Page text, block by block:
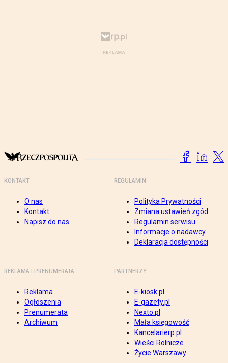
KONTAKT
O nas
Kontakt
Napisz do nas
REGULAMIN
Polityka Prywatności
Zmiana ustawień zgód
Regulamin serwisu
Informacje o nadawcy
Deklaracja dostępności
REKLAMA I PRENUMERATA
Reklama
Ogłoszenia
Prenumerata
Archiwum
PARTNERZY
E-kiosk.pl
E-gazety.pl
Nexto.pl
Mała księgowość
Kancelarierp.pl
Wieści Rolnicze
Życie Warszawy